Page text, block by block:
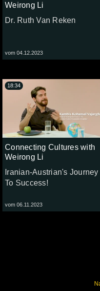
Weirong Li
Dr. Ruth Van Reken
vom 04.12.2023
Connecting Cultures with
Weirong Li
Iranian-Austrian's Journey
To Success!
vom 06.11.2023
18:34